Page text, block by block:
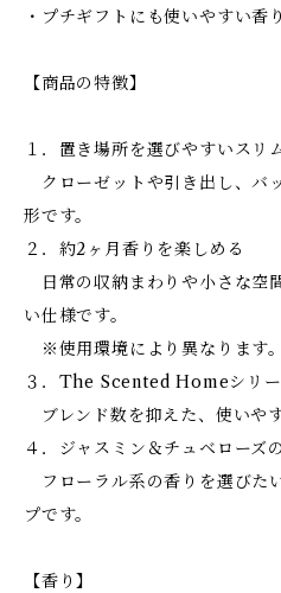
・プチギフトにも使いやすい香
【商品の特徴】
１．置き場所を選びやすいスリ
クローゼットや引き出し、バ
形です。
２．約2ヶ月香りを楽しめる
日常の収納まわりや小さな空
い仕様です。
※使用環境により異なります。
３．The Scented Homeシリー
ブレンド数を抑えた、使いや
４．ジャスミン＆チュベローズ
フローラル系の香りを選びた
プです。
【香り】